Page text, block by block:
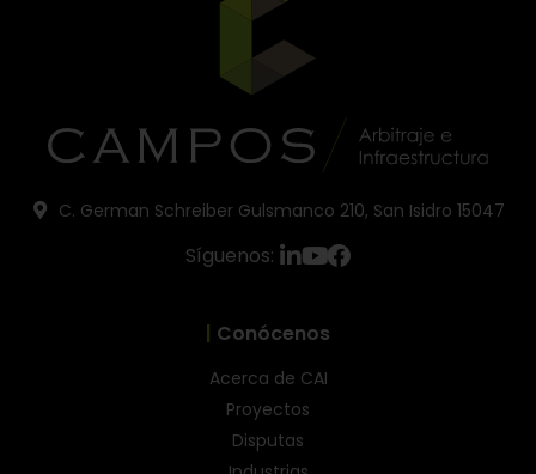
C. German Schreiber Gulsmanco 210, San Isidro 15047
Síguenos:
| Conócenos
Acerca de CAI
Proyectos
Disputas